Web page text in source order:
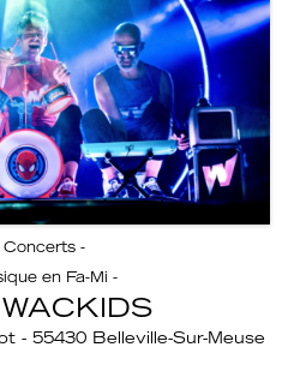
Concerts -
en Fa-Mi -
WACKIDS
- 55430 Belleville-Sur-Meuse